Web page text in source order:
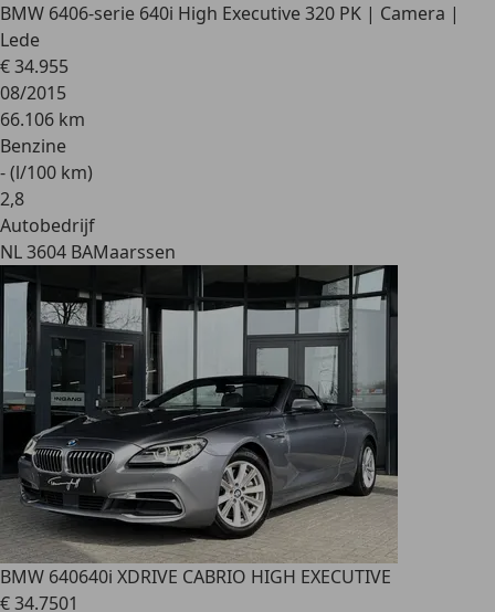
BMW 6406-serie 640i High Executive 320 PK | Camera |
Lede
€ 34.955
08/2015
66.106 km
Benzine
- (l/100 km)
2,8
Autobedrijf
NL 3604 BAMaarssen
BMW 640640i XDRIVE CABRIO HIGH EXECUTIVE
€ 34.7501